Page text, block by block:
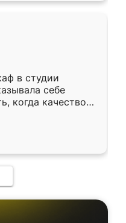
в студии
себе
когда качеством
кухня уже почти